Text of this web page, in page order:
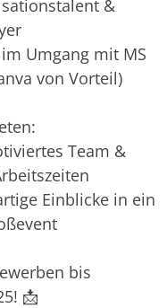
&
Umgang mit MS
von Vorteil)
Team &
Einblicke in ein
bis
📩